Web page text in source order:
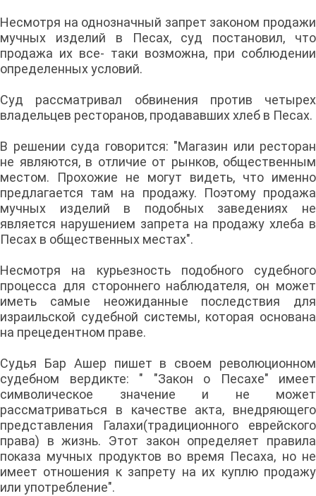
Несмотря на однозначный запрет законом продажи
мучных изделий в Песах, суд постановил, что
продажа их все- таки возможна, при соблюдении
определенных условий.
Суд рассматривал обвинения против четырех
владельцев ресторанов, продававших хлеб в Песах.
В решении суда говорится: "Магазин или ресторан
не являются, в отличие от рынков, общественным
местом. Прохожие не могут видеть, что именно
предлагается там на продажу. Поэтому продажа
мучных изделий в подобных заведениях не
является нарушением запрета на продажу хлеба в
Песах в общественных местах".
Несмотря на курьезность подобного судебного
процесса для стороннего наблюдателя, он может
иметь самые неожиданные последствия для
израильской судебной системы, которая основана
на прецедентном праве.
Судья Бар Ашер пишет в своем революционном
судебном вердикте: " "Закон о Песахе" имеет
символическое значение и не может
рассматриваться в качестве акта, внедряющего
представления Галахи(традиционного еврейского
права) в жизнь. Этот закон определяет правила
показа мучных продуктов во время Песаха, но не
имеет отношения к запрету на их куплю продажу
или употребление".